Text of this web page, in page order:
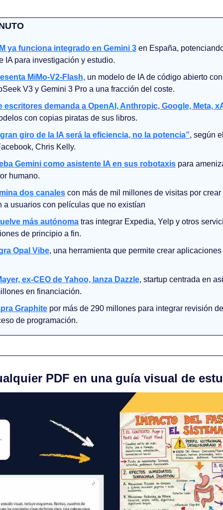
ya funciona integrado en Gemini 3 en España,
IA para investigación y estudio.
MiMo-V2-Flash, un modelo de IA de código abierto
V3 y Gemini 3 Pro a una fracción del coste.
escritores demanda a OpenAI, Anthropic, Google, Meta,
con copias piratas de sus libros.
giro de la IA será la eficiencia, no la potencia”, según
Chris Kelly.
Gemini como asistente IA en sus robotaxis para
humano.
dos canales con más de mil millones de visitas por
a usuarios con películas que no existían
más autónoma tras integrar Expedia, Yelp y otros
de principio a fin.
Opal Vibe, una herramienta que permite crear
ex-CEO de Yahoo, lanza Dazzle, startup centrada en
en financiación.
Graphite por más de 290 millones para integrar revisión
de programación.
PDF en una guía visual de